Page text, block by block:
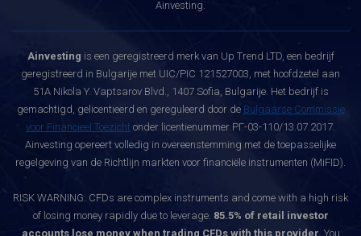
Ainvesting.
Ainvesting is een geregistreerd merk van Up Trend LTD, een bedrijf
geregistreerd in Bulgarije met UIC/PIC 121527003, met hoofdzetel aan
51A Nikola Y. Vaptsarov Blvd., 1407 Sofia, Bulgarije. Het bedrijf is
gemachtigd, gelicentieerd en gereguleerd door de Bulgaarse Commissie
voor Financieel Toezicht onder licentienummer РГ-03-110/13.07.2017.
Ainvesting opereert volledig in overeenstemming met de toepasselijke
regelgeving van de Richtlijn markten voor financiële instrumenten (MiFID).
RISK WARNING: CFDs are complex instruments and come with a high risk
of losing money rapidly due to leverage. 85.5% of retail investor
accounts lose money when trading CFDs with this provider. You